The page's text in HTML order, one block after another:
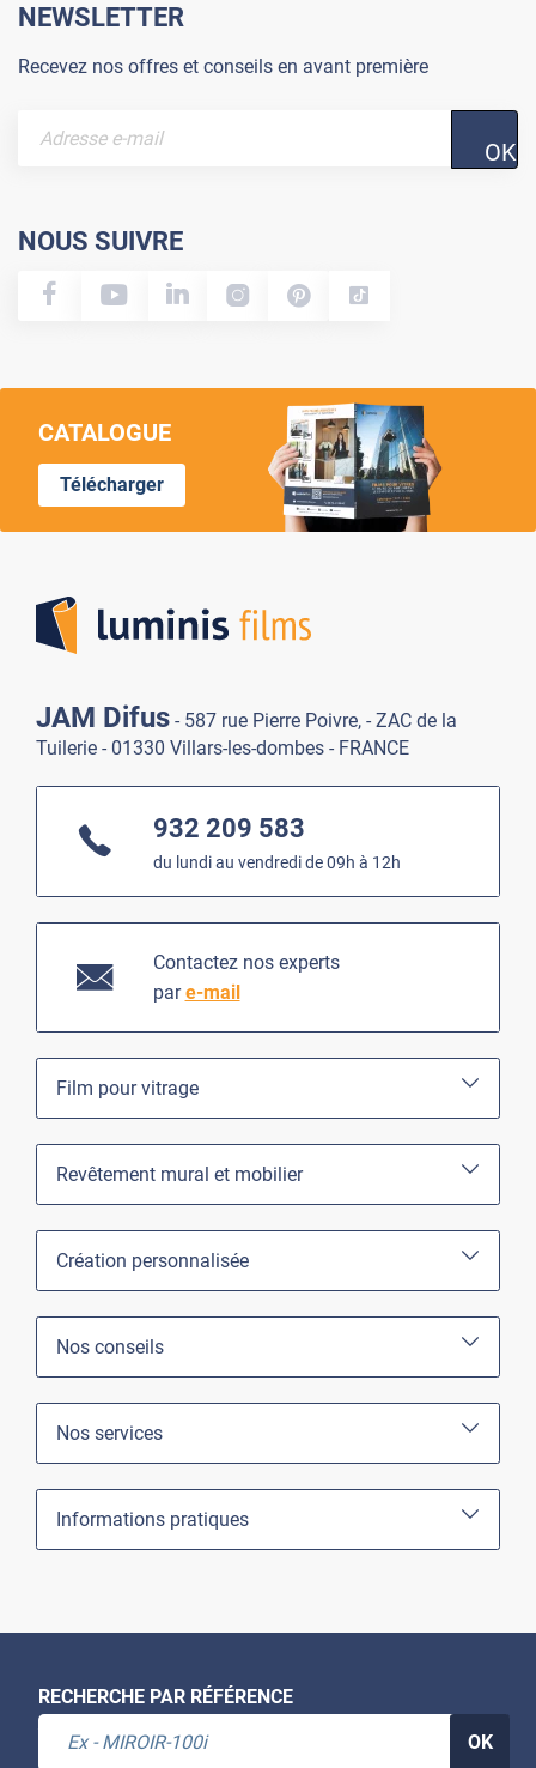
NEWSLETTER
Recevez nos offres et conseils en avant première
OK
NOUS SUIVRE
CATALOGUE
Télécharger
JAM Difus - 587 rue Pierre Poivre, - ZAC de la
Tuilerie - 01330 Villars-les-dombes - FRANCE
932 209 583
du lundi au vendredi de 09h à 12h
Contactez nos experts
pare-mail
Film pour vitrage
Revêtement mural et mobilier
Création personnalisée
Nos conseils
Nos services
Informations pratiques
RECHERCHE PAR RÉFÉRENCE
OK